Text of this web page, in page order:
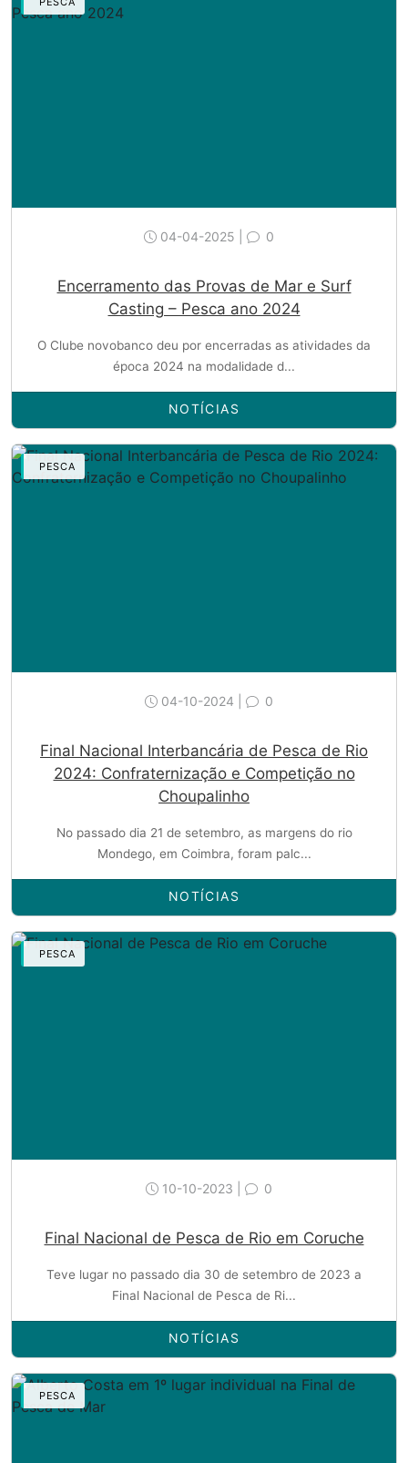
04-04-2025 | 0
Encerramento das Provas de Mar e Surf
Casting – Pesca ano 2024
O Clube novobanco deu por encerradas as atividades da
época 2024 na modalidade d...
NOTÍCIAS
PESCA
04-10-2024 | 0
Final Nacional Interbancária de Pesca de Rio
2024: Confraternização e Competição no
Choupalinho
No passado dia 21 de setembro, as margens do rio
Mondego, em Coimbra, foram palc...
NOTÍCIAS
PESCA
10-10-2023 | 0
Final Nacional de Pesca de Rio em Coruche
Teve lugar no passado dia 30 de setembro de 2023 a
Final Nacional de Pesca de Ri...
NOTÍCIAS
PESCA